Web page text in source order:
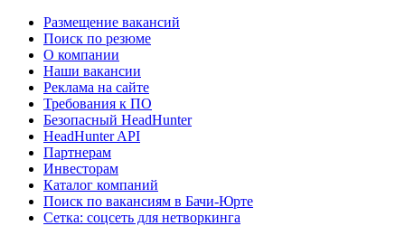
Размещение вакансий
Поиск по резюме
О компании
Наши вакансии
Реклама на сайте
Требования к ПО
Безопасный HeadHunter
HeadHunter API
Партнерам
Инвесторам
Каталог компаний
Поиск по вакансиям в Бачи-Юрте
Сетка: соцсеть для нетворкинга